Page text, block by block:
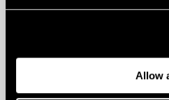
Allow
5. Ett
anknytning